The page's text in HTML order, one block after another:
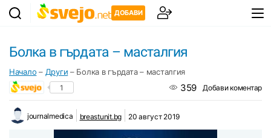
ДОБАВИ
Болка в гърдата – масталгия
Начало – Други – Болка в гърдата – масталгия
1 359 Добави коментар
journalmedica breastunit.bg 20 август 2019